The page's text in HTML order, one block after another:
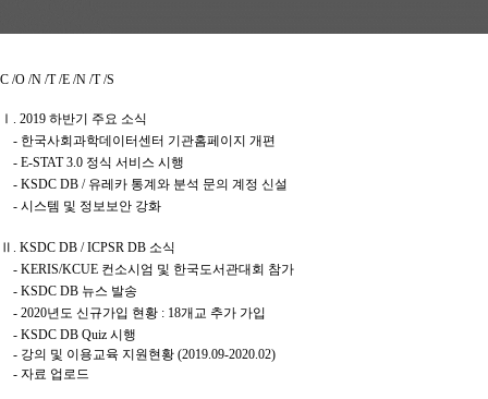
C /O /N /T /E /N /T /S
Ⅰ. 2019 하반기 주요 소식
- 한국사회과학데이터센터 기관홈페이지 개편
- E-STAT 3.0 정식 서비스 시행
- KSDC DB / 유레카 통계와 분석 문의 계정 신설
- 시스템 및 정보보안 강화
Ⅱ. KSDC DB / ICPSR DB 소식
- KERIS/KCUE 컨소시엄 및 한국도서관대회 참가
- KSDC DB 뉴스 발송
- 2020년도 신규가입 현황 : 18개교 추가 가입
- KSDC DB Quiz 시행
- 강의 및 이용교육 지원현황 (2019.09-2020.02)
- 자료 업로드